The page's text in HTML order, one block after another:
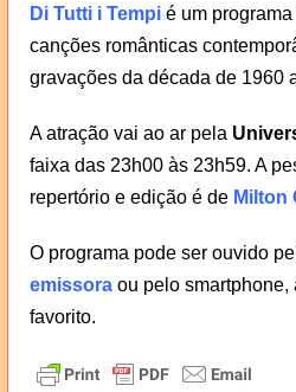
Di Tutti i Tempié um programa
canções românticas
gravações da década de 1960
A atração vai ao ar pela
faixa das 23h00 às 23h59. A
repertório e edição é de Milton
O programa pode ser ouvido
emissoraou pelo smartphone,
favorito.